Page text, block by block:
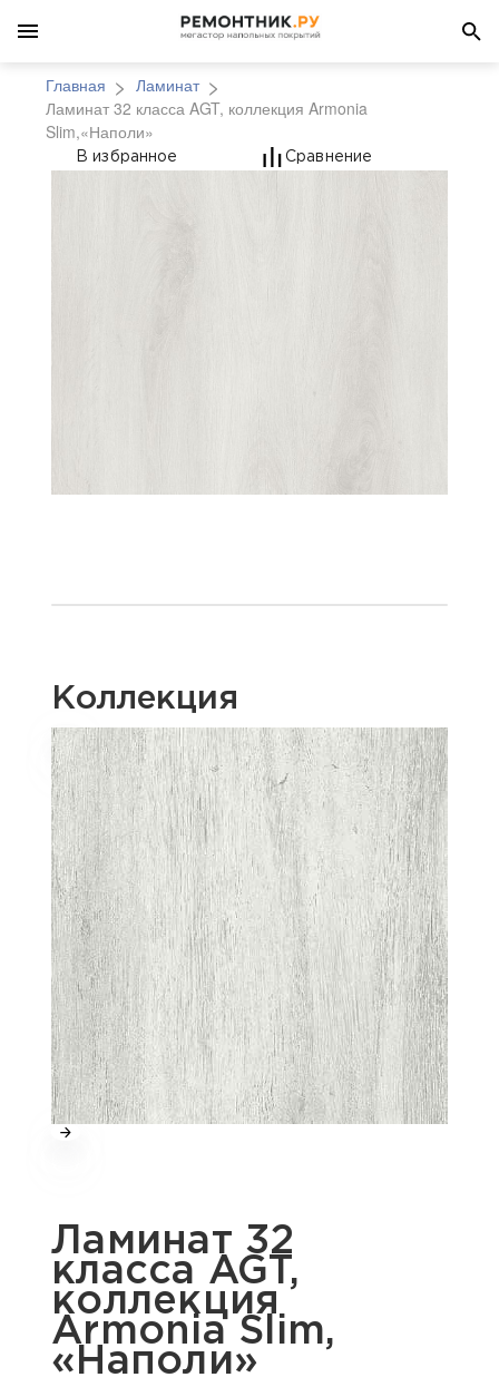
Главная
Ламинат
Ламинат 32 класса AGT, коллекция Armonia
Slim,«Наполи»
Ламинат 32 класса
В избранное Сравнение
Коллекция
Ламинат 32
класса AGT,
коллекция
Armonia Slim,
«Наполи»